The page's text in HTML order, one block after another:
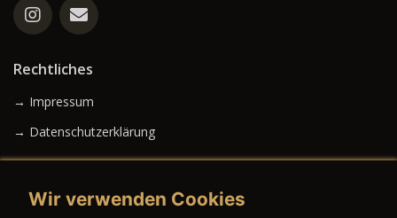
Rechtliches
→ Impressum
→ Datenschutzerklärung
Wir verwenden Cookies